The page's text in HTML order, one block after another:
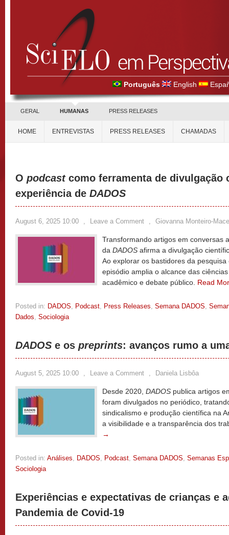
Português English
GERAL HUMANAS PRESS RELEASES
HOME ENTREVISTAS PRESS RELEASES CHAMADAS
O podcastcomo ferramenta de divulgação
experiência de DADOS
August 6, 2025 10:00 , Leave a Comment , Giovanna Monteiro-
Transformando artigos em conversas
da DADOS afirma a divulgação
Ao explorar os bastidores da
episódio amplia o alcance das
acadêmico e debate público. Read
Posted in: DADOS, Podcast, Press Releases, Semana DADOS,
Dados, Sociologia
DADOS e os preprints: avanços rumo a
August 5, 2025 10:00 , Leave a Comment , Daniela Lisbôa
Desde 2020, DADOS publica artigos
foram divulgados no periódico,
sindicalismo e produção científica na
a visibilidade e a transparência dos
→
Posted in: Análises, DADOS, Podcast, Semana DADOS, Semanas
Sociologia
Experiências e expectativas de crianças e
Pandemia de Covid-19